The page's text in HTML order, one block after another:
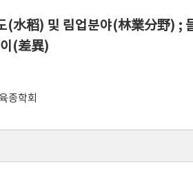
정체성 발달이론이 다문화 시민교육에서
이론이 교육과정 및 교과서, 교수-학습 방
수 있을지에 대한 가능성 들을 탐색한다.
水稻) 및 림업분야(林業分野) ;
(差異)
종학회